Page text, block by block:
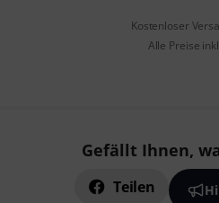
Kostenloser
Alle Preise
Gefällt Ihnen,
Teilen